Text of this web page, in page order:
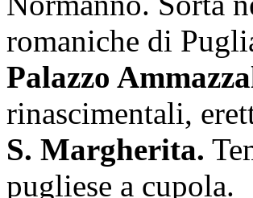
romaniche di
Palazzo
rinascimentali,
S. Margherita.
pugliese a cupola.